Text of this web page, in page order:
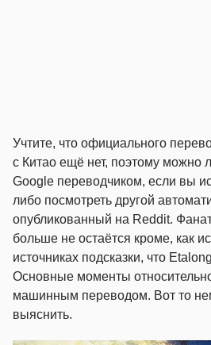
Учтите, что официального
с Китао ещё нет, поэтому можно
Google переводчиком, если вы
либо посмотреть другой
опубликованный на Reddit.
больше не остаётся кроме, как
источниках подсказки, что
Основные моменты
машинным переводом. Вот то
выяснить.